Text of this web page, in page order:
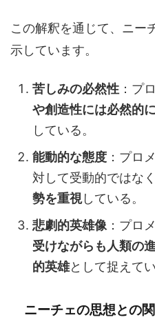
この解釈を通じて、ニー
示しています。
苦しみの必然性 ：プ
や創造性には必然的
している。
能動的な態度 ：プロ
対して受動的ではなく
勢を重視している。
悲劇的英雄像 ：プロ
受けながらも人類の
的英雄として捉えてい
ニーチェの思想との